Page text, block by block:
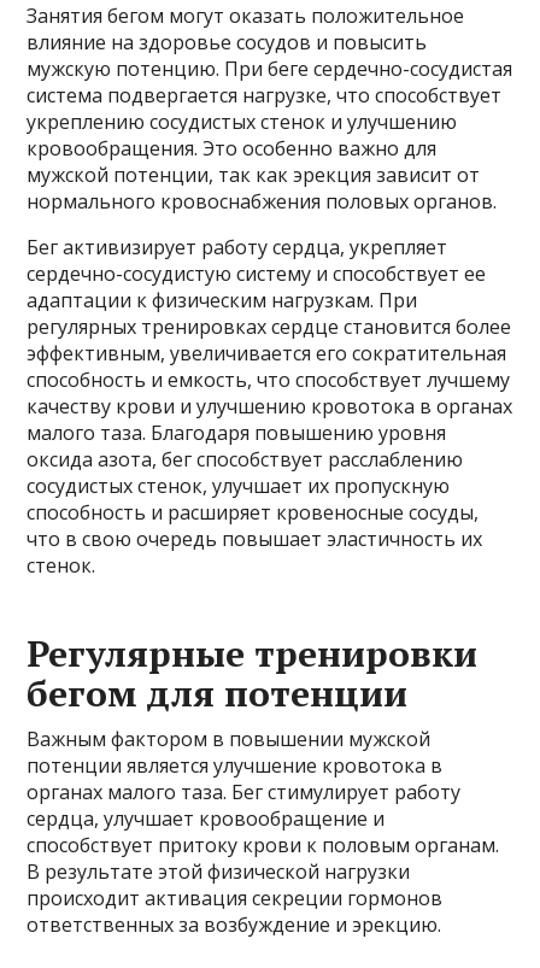
Занятия бегом могут оказать положительное
влияние на здоровье сосудов и повысить
мужскую потенцию. При беге сердечно-сосудистая
система подвергается нагрузке, что способствует
укреплению сосудистых стенок и улучшению
кровообращения. Это особенно важно для
мужской потенции, так как эрекция зависит от
нормального кровоснабжения половых органов.
Бег активизирует работу сердца, укрепляет
сердечно-сосудистую систему и способствует ее
адаптации к физическим нагрузкам. При
регулярных тренировках сердце становится более
эффективным, увеличивается его сократительная
способность и емкость, что способствует лучшему
качеству крови и улучшению кровотока в органах
малого таза. Благодаря повышению уровня
оксида азота, бег способствует расслаблению
сосудистых стенок, улучшает их пропускную
способность и расширяет кровеносные сосуды,
что в свою очередь повышает эластичность их
стенок.
Регулярные тренировки
бегом для потенции
Важным фактором в повышении мужской
потенции является улучшение кровотока в
органах малого таза. Бег стимулирует работу
сердца, улучшает кровообращение и
способствует притоку крови к половым органам.
В результате этой физической нагрузки
происходит активация секреции гормонов
ответственных за возбуждение и эрекцию.